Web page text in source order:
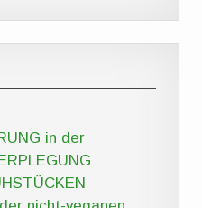
in der